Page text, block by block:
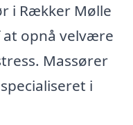
i Rækker Mølle
opnå velvære
Massører
i